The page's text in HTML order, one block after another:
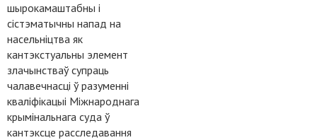
шырокамаштабны і
сістэматычны напад на
насельніцтва як
кантэкстуальны элемент
злачынстваў супраць
чалавечнасці ў разуменні
кваліфікацыі Міжнароднага
крымінальнага суда ў
кантэксце расследавання